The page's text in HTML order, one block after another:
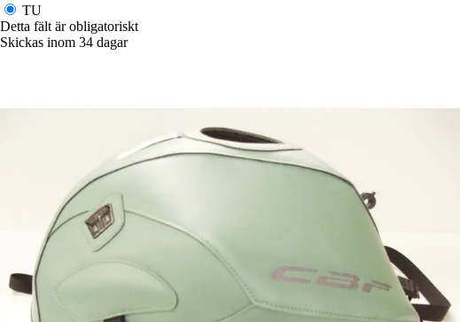
TU
Detta fält är obligatoriskt
Skickas inom 34 dagar